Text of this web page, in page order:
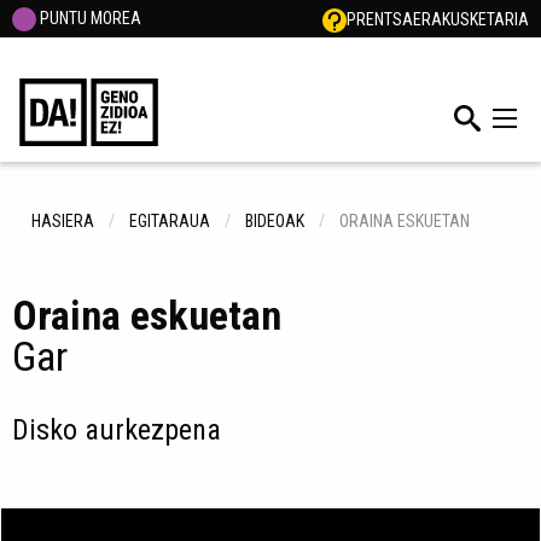
PUNTU MOREA PRENTSAERAKUSKETARIA
HASIERA EGITARAUA BIDEOAK ORAINA ESKUETAN
Oraina eskuetan
Gar
Disko aurkezpena